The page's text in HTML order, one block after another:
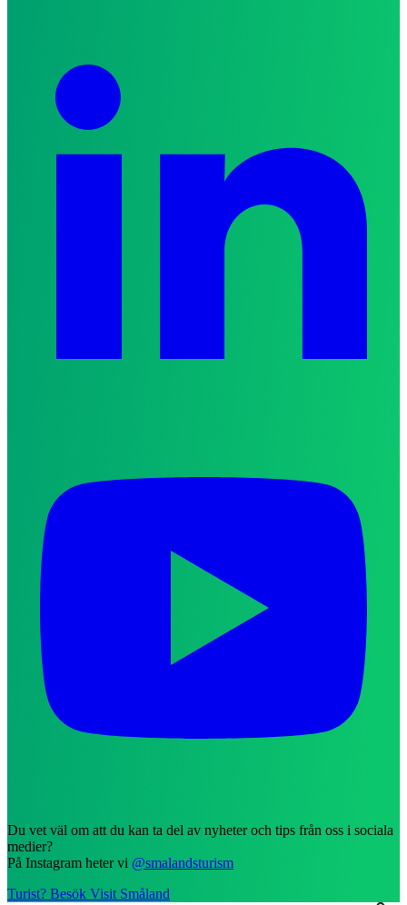
Du vet väl om att du kan ta del av nyheter och tips från oss i sociala
medier?
På Instagram heter vi @smalandsturism
Turist? Besök Visit Småland